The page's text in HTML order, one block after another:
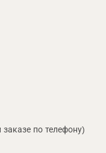
по телефону)